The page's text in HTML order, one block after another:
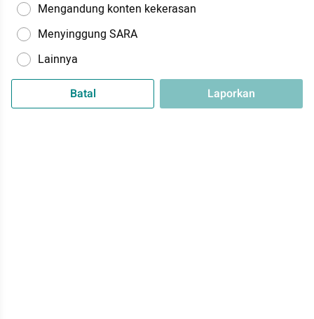
Mengandung konten kekerasan
Menyinggung SARA
Lainnya
Batal Laporkan